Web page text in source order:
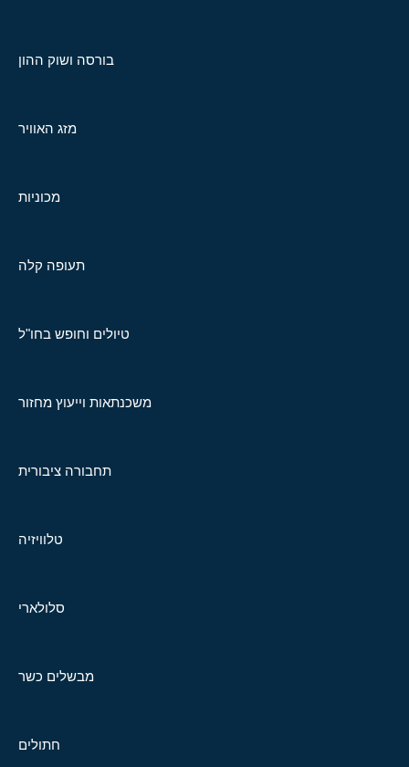
בורסה ושוק ההון
מזג האוויר
מכוניות
תעופה קלה
טיולים וחופש בחו"ל
משכנתאות וייעוץ מחזור
תחבורה ציבורית
טלוויזיה
סלולארי
מבשלים כשר
חתולים